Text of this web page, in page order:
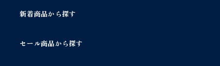
新着商品から探す
セール商品から探す